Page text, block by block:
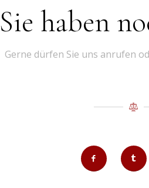
Sie haben
Gerne dürfen Sie uns anrufen